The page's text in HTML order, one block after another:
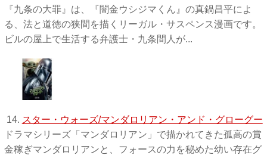
『九条の大罪』は、『闇金ウシジマくん』の真鍋昌平によ
る、法と道徳の狭間を描くリーガル・サスペンス漫画です。
ビルの屋上で生活する弁護士・九条間人が...
14. スター・ウォーズ/マンダロリアン・アンド・グローグー
ドラマシリーズ「マンダロリアン」で描かれてきた孤高の賞
金稼ぎマンダロリアンと、フォースの力を秘めた幼い存在グ